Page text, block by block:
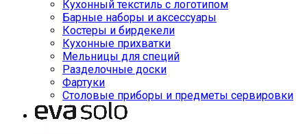
Кухонный текстиль с логотипом
Барные наборы и аксессуары
Костеры и бирдекели
Кухонные прихватки
Мельницы для специй
Разделочные доски
Фартуки
Столовые приборы и предметы сервировки